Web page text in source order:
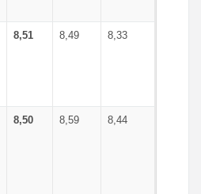
8,51 8,49 8,33
8,50 8,59 8,44